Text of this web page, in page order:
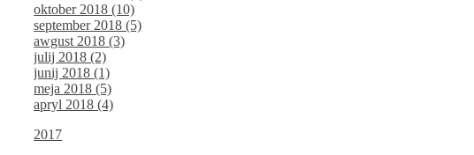
oktober 2018 (10)
september 2018 (5)
awgust 2018 (3)
julij 2018 (2)
junij 2018 (1)
meja 2018 (5)
apryl 2018 (4)
2017